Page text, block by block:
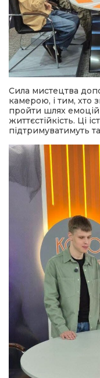
Сила мистецтва
камерою, і тим, хто
пройти шлях
життєстійкість. Ці
підтримуватимуть